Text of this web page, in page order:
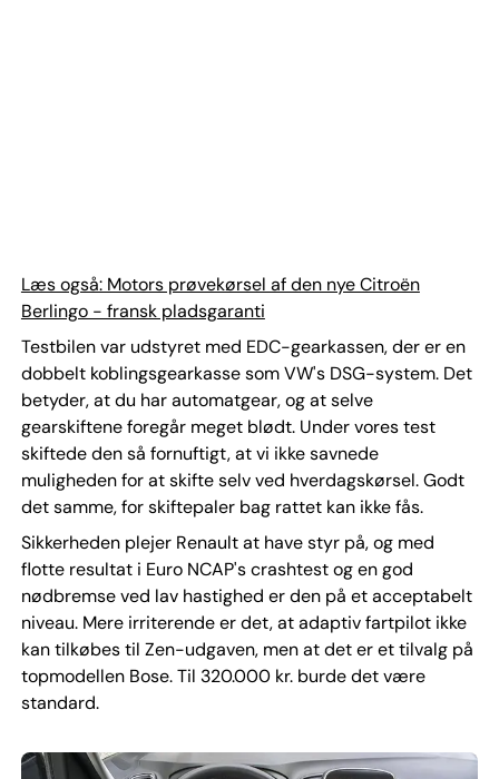
Læs også: Motors prøvekørsel af den nye Citroën
Berlingo - fransk pladsgaranti
Testbilen var udstyret med EDC-gearkassen, der er en
dobbelt koblingsgearkasse som VW's DSG-system. Det
betyder, at du har automatgear, og at selve
gearskiftene foregår meget blødt. Under vores test
skiftede den så fornuftigt, at vi ikke savnede
muligheden for at skifte selv ved hverdagskørsel. Godt
det samme, for skiftepaler bag rattet kan ikke fås.
Sikkerheden plejer Renault at have styr på, og med
flotte resultat i Euro NCAP's crashtest og en god
nødbremse ved lav hastighed er den på et acceptabelt
niveau. Mere irriterende er det, at adaptiv fartpilot ikke
kan tilkøbes til Zen-udgaven, men at det er et tilvalg på
topmodellen Bose. Til 320.000 kr. burde det være
standard.